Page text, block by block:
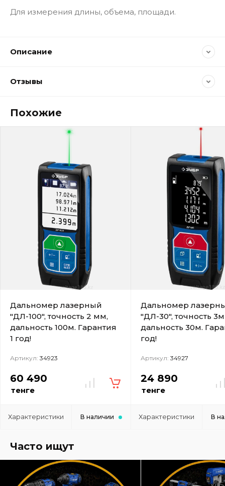
Для измерения длины, объема, площади.
Описание
Отзывы
Похожие
Дальномер лазерный
"ДЛ-100", точность 2 мм,
дальность 100м. Гарантия
1 год!
Артикул: 34923
60 490
тенге
Характеристики В наличии
Дальномер
"ДЛ-30", точность
дальность 30м.
год!
Артикул: 34927
24 890
тенге
Характеристики В
Часто ищут